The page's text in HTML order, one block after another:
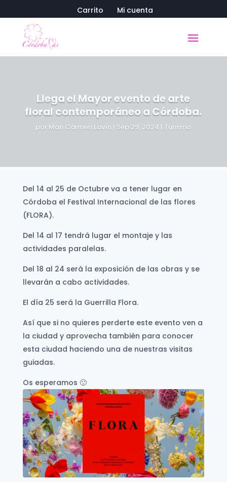
Carrito Mi cuenta
Llega el Mayor evento de arte
floral contemporáneo a Córdoba.
por Mari Carmen Lavín | Sep 29, 2024 | Turismo
Del 14 al 25 de Octubre va a tener lugar en
Córdoba el Festival Internacional de las flores
(FLORA).
Del 14 al 17 tendrá lugar el montaje y las
actividades paralelas.
Del 18 al 24 será la exposición de las obras y se
llevarán a cabo actividades.
El día 25 será la Guerrilla Flora.
Así que si no quieres perderte este evento ven a
la ciudad y aprovecha también para conocer
esta ciudad haciendo una de nuestras visitas
guiadas.
Os esperamos 🙂